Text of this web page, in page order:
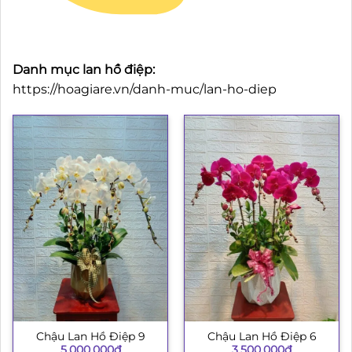
Danh mục lan hồ điệp:
https://hoagiare.vn/danh-muc/lan-ho-diep
Chậu Lan Hồ Điệp 9
5.000.000₫
Chậu Lan Hồ Điệp 6
3.500.000₫